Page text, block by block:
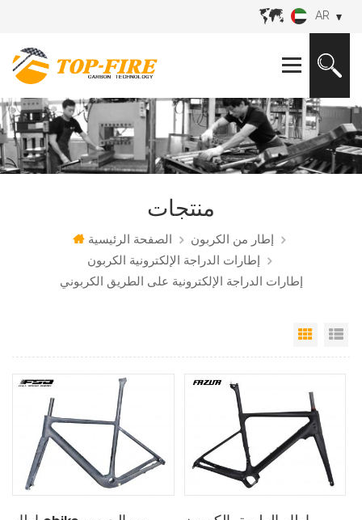
AR
منتجات
الصفحة الرئيسية
إطار من الكربون
إطارات الدراجة الإلكترونية الكربون
إطارات الدراجة الإلكترونية على الطريق الكربوني
شبكي